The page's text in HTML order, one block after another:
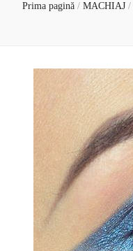
Prima pagină / MACHIAJ /